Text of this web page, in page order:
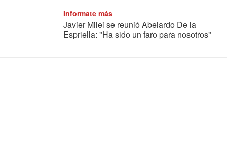
Informate más
Javier Milei se reunió Abelardo De la
Espriella: "Ha sido un faro para nosotros"